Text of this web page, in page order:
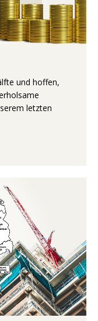
und hoffen,
letzten